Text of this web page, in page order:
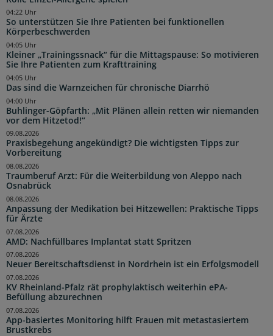
So unterstützen Sie Ihre Patienten bei funktionellen
Körperbeschwerden
04:22 Uhr
Kleiner „Trainingssnack“ für die Mittagspause: So motivieren
Sie Ihre Patienten zum Krafttraining
04:05 Uhr
Das sind die Warnzeichen für chronische Diarrhö
04:05 Uhr
Buhlinger-Göpfarth: „Mit Plänen allein retten wir niemanden
vor dem Hitzetod!“
04:00 Uhr
Praxisbegehung angekündigt? Die wichtigsten Tipps zur
Vorbereitung
09.08.2026
Traumberuf Arzt: Für die Weiterbildung von Aleppo nach
Osnabrück
08.08.2026
Anpassung der Medikation bei Hitzewellen: Praktische Tipps
für Ärzte
08.08.2026
AMD: Nachfüllbares Implantat statt Spritzen
07.08.2026
Neuer Bereitschaftsdienst in Nordrhein ist ein Erfolgsmodell
07.08.2026
KV Rheinland-Pfalz rät prophylaktisch weiterhin ePA-
Befüllung abzurechnen
07.08.2026
App-basiertes Monitoring hilft Frauen mit metastasiertem
Brustkrebs
07.08.2026